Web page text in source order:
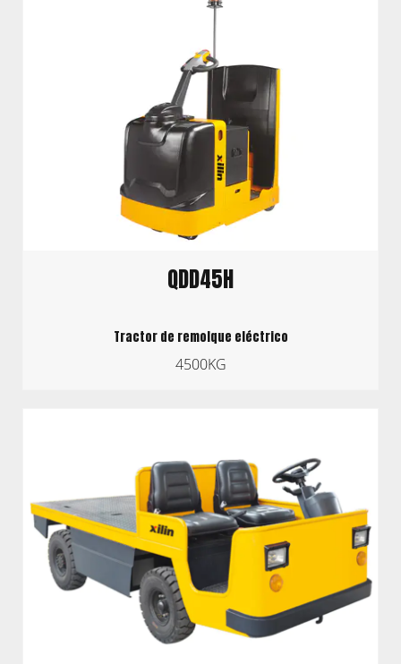
QDD45H
Tractor de remolque eléctrico
4500KG